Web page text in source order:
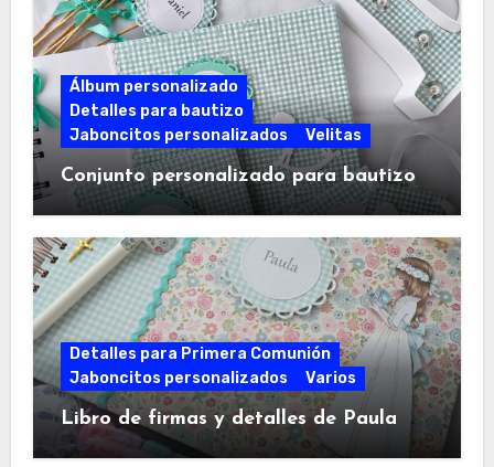
Álbum personalizado
Detalles para bautizo
Jaboncitos personalizados
Velitas
Conjunto personalizado para bautizo
Detalles para Primera Comunión
Jaboncitos personalizados
Varios
Libro de firmas y detalles de Paula